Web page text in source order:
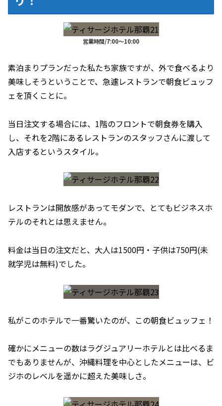
営業時間/7:00～10:00
素泊まりプランだった私たち家族ですが、外で食べるより
美味しそうということで、急遽レストランで朝食ビュッフ
ェを頂くことに。
当日注文する場合には、1階のフロントで朝食券を購入
し、それを2階にあるレストランのスタッフさんに渡して
入店するというスタイル。
レストランは開放感があってモダンで、とてもビジネスホ
テルのそれとは思えません。
料金は当日の注文だと、大人は1500円・子供は750円(未
就学児は無料)でした。
私がこのホテルで一番驚いたのが、この朝食ビュッフェ！
確かにメニューの数はラグジュアリーホテルとは比べるま
でもありませんが、沖縄料理を中心としたメニューは、ビ
ジホのレベルを遥かに超えた美味しさ。